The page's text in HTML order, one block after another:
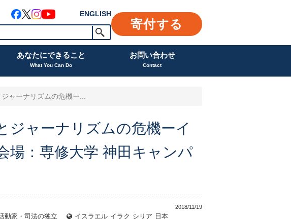
ENGLISH
寄付する
あなたにできること
What You Can Do
お問い合わせ
Contact
ャーナリズムの危機ー...
ジャーナリズムの危機ーイ
場：専修大学 神田キャンパ
2018/11/19
動家・司法の独立 イスラエル イラク シリア
日本